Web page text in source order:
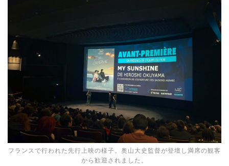
フランスで行われた先行上映の様子。奥山大史監督が登壇し満席の観客
から歓迎されました。